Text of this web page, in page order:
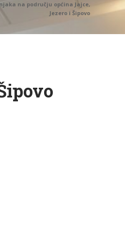
na području općina Jajce,
Jezero i Šipovo